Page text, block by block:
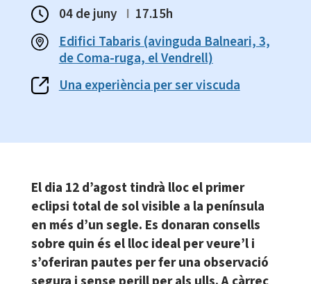
04 de juny I 17.15h
Edifici Tabaris (avinguda Balneari, 3,
de Coma-ruga, el Vendrell)
Una experiència per ser viscuda
El dia 12 d’agost tindrà lloc el primer
eclipsi total de sol visible a la península
en més d’un segle. Es donaran consells
sobre quin és el lloc ideal per veure’l i
s’oferiran pautes per fer una observació